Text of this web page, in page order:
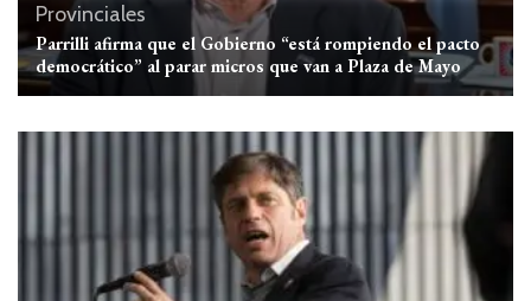
Provinciales
Parrilli afirma que el Gobierno “está rompiendo el pacto
democrático” al parar micros que van a Plaza de Mayo